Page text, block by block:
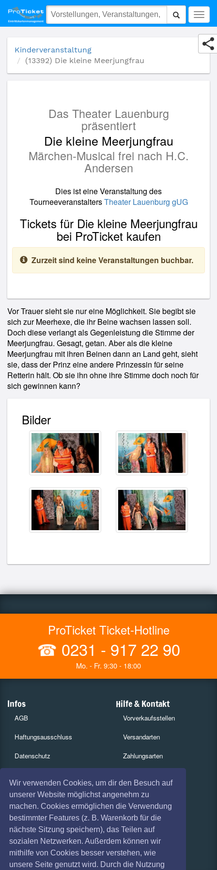
Wir verwenden Cookies, um dir den Besuch auf
unserer Website möglichst angenehm zu
machen. Cookies ermöglichen die Verwendung
bestimmter Features (z. B. Warenkorb für die
nächste Sitzung speichern), das Teilen auf
sozialen Netzwerken. Außerdem können wir
mithilfe von Cookies besser verstehen, wie
unsere Seite genutzt wird. Durch die Nutzung
(13392) Die kleine Meerjungfrau
Kinderveranstaltung
(13392) Die kleine Meerjungfrau
Das Theater Lauenburg
präsentiert
Die kleine Meerjungfrau
Märchen-Musical frei nach H.C.
Andersen
Dies ist eine Veranstaltung des
TourneeveranstaltersTheater Lauenburg gUG
Tickets für Die kleine Meerjungfrau
bei ProTicket kaufen
Zurzeit sind keine Veranstaltungen buchbar.
Vor Trauer sieht sie nur eine Möglichkeit. Sie begibt sie
sich zur Meerhexe, die ihr Beine wachsen lassen soll.
Doch diese verlangt als Gegenleistung die Stimme der
Meerjungfrau. Gesagt, getan. Aber als die kleine
Meerjungfrau mit ihren Beinen dann an Land geht, sieht
sie, dass der Prinz eine andere Prinzessin für seine
Retterin hält. Ob sie ihn ohne ihre Stimme doch noch für
sich gewinnen kann?
Bilder
ProTicket Ticket-Hotline
☎ 0231 - 917 22 90
Mo. - Fr. 9:30 - 18:00
Infos
AGB
Haftungsausschluss
Datenschutz
Impressum
Absagen
Coronavirus (COVID 19)
Hilfe & Kontakt
Vorverkaufsstellen
Versandarten
Zahlungsarten
Services
Gutscheine
Geschäftskunden
Kartenrückgabe
Besucherregistrierung